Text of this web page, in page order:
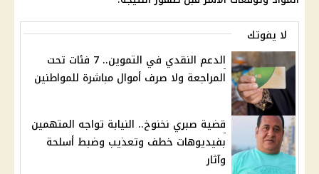
لا يفوتك
الدعم النقدي في التموين.. 7 فئات تحت
المراجعة ولا صرف أموال مباشرة للمواطنين
قضية صبري نخنوخ.. النيابة تواجه المتهمين
بفيديوهات خطف وتعذيب وضبط أسلحة
وآثار